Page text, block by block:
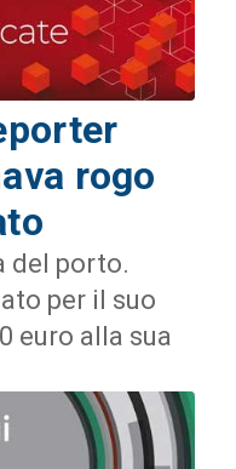
rogo
del porto.
per il suo
euro alla sua